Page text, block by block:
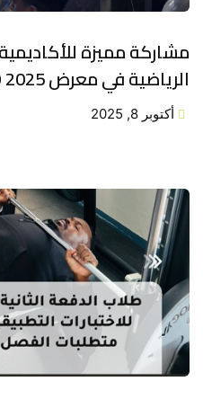
مشاركة مميزة
الرياضية في معرض FIBO 2025
أكتوبر 8, 2025